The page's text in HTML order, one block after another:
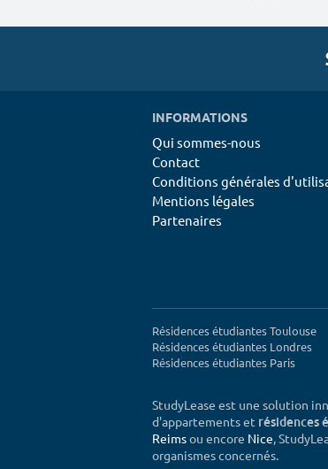
INFORMATIONS
Qui sommes-nous
Contact
Conditions générales
Mentions légales
Partenaires
Résidences étudiantes Toulouse
Résidences étudiantes Londres
Résidences étudiantes Paris
StudyLease est une solution
d'appartements et résidences
Reimsou encore Nice,
organismes concernés.